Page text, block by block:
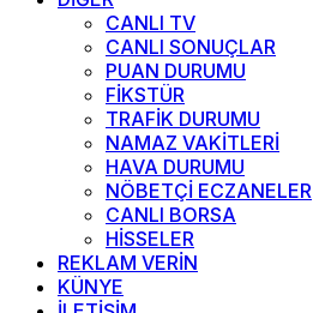
CANLI TV
CANLI SONUÇLAR
PUAN DURUMU
FİKSTÜR
TRAFİK DURUMU
NAMAZ VAKİTLERİ
HAVA DURUMU
NÖBETÇİ ECZANELER
CANLI BORSA
HİSSELER
REKLAM VERİN
KÜNYE